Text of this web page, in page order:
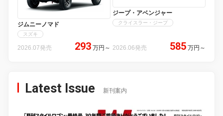
ジムニーノマド
スズキ
2026.07発売 293 万円 ～
ジープ・アベンジャー
クライスラー・ジープ
2026.06発売 585 万円 ～
Latest Issue 新刊案内